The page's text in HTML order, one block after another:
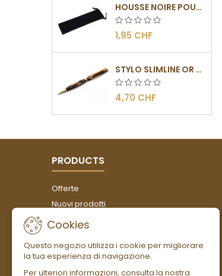
HOUSSE NOIRE POUR STYLOS
1,95 CHF
STYLO SLIMLINE OR - BARRETTE PLATE
4,70 CHF
PRODUCTS
Offerte
Nuovi prodotti
Più venduti
Cookies
Questo negozio utilizza i cookie per migliorare
la tua esperienza di navigazione.
Per ulteriori informazioni, consulta la nostra